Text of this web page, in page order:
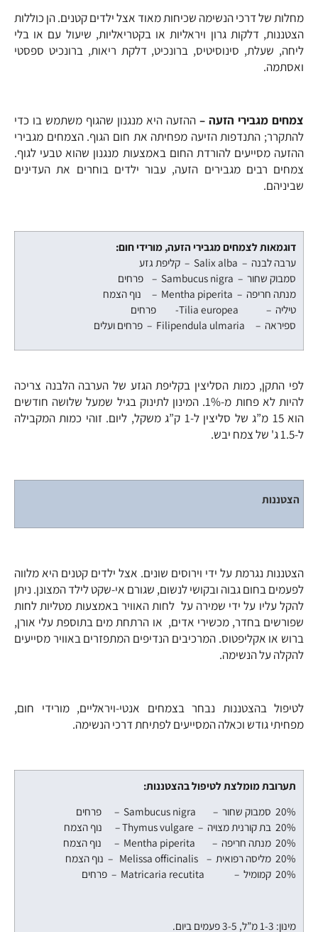
מחלות של דרכי הנשימה שכיחות מאוד אצל ילדים קטנים. הן כוללות
הצטננות, דלקות גרון ויראליות או בקטריאליות, שיעול עם או בלי
ליחה, שעלת, סינוסיטיס, ברונכיט, דלקת ריאות, ברונכיט ספסטי
ואסתמה.
צמחים מגבירי הזעה – ההזעה היא מנגנון שהגוף משתמש בו כדי
להתקרר; התנדפות הזיעה מפחיתה את חום הגוף. הצמחים מגבירי
ההזעה מסייעים להורדת החום באמצעות מנגנון שהוא טבעי לגוף.
צמחים רבים מגבירים הזעה, עבור ילדים בוחרים את העדינים
שביניהם.
דוגמאות לצמחים מגבירי הזעה, מורידי חום:
ערבה לבנה – Salix alba – קליפת גזע
סמבוק שחור – Sambucus nigra – פרחים
מנתה חריפה – Mentha piperita – נוף הצמח
טיליה – Tilia europea- פרחים
ספיראה – Filipendula ulmaria – פרחים ועלים
לפי התקן, כמות הסליצין בקליפת הגזע של הערבה הלבנה צריכה
להיות לא פחות מ-1%. המינון לתינוק בגיל שמעל שלושה חודשים
הוא 15 מ”ג של סליצין ל-1 ק”ג משקל, ליום. זוהי כמות המקבילה
ל-1.5 ג' של צמח יבש.
הצטננות
הצטננות נגרמת על ידי וירוסים שונים. אצל ילדים קטנים היא מלווה
לפעמים בחום גבוה ובקושי לנשום, שגורם אי-שקט לילד המצונן. ניתן
להקל עליו על ידי שמירה על לחות האוויר באמצעות מטליות לחות
שפורשים בחדר, מכשירי אדים, או הרתחת מים בתוספת עלי אורן,
ברוש או אקליפטוס. המרכיבים הנדיפים המתפזרים באוויר מסייעים
להקלה על הנשימה.
לטיפול בהצטננות נבחר בצמחים אנטי-ויראליים, מורידי חום,
מפחיתי גודש וכאלה המסייעים לפתיחת דרכי הנשימה.
תערובת מומלצת לטיפול בהצטננות:
20% סמבוק שחור – Sambucus nigra – פרחים
20% בת קורנית מצויה – Thymus vulgare – נוף הצמח
20% מנתה חריפה – Mentha piperita – נוף הצמח
20% מליסה רפואית – Melissa officinalis – נוף הצמח
20% קמומיל – Matricaria recutita – פרחים
מינון: 1-3 מ”ל, 3-5 פעמים ביום.